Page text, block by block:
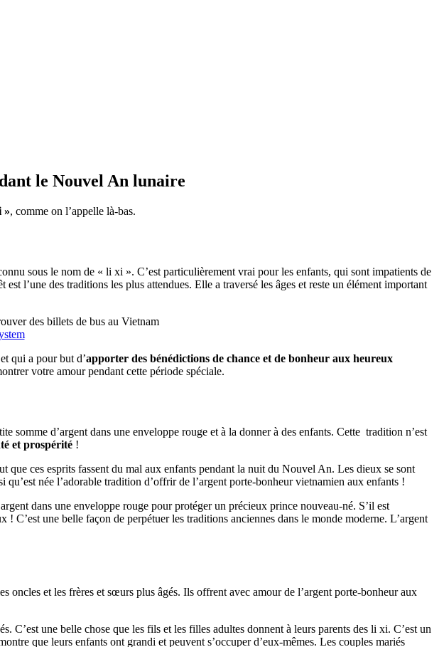
le Nouvel An lunaire
», comme on l’appelle là-bas.
sous le nom de « li xi ». C’est particulièrement vrai pour les enfants, qui sont impatients de
l’une des traditions les plus attendues. Elle a traversé les âges et reste un élément important
des billets de bus au Vietnam
et qui a pour but d’apporter des bénédictions de chance et de bonheur aux heureux
votre amour pendant cette période spéciale.
d’argent dans une enveloppe rouge et à la donner à des enfants. Cette tradition n’est
et prospérité !
que ces esprits fassent du mal aux enfants pendant la nuit du Nouvel An. Les dieux se sont
née l’adorable tradition d’offrir de l’argent porte-bonheur vietnamien aux enfants !
dans une enveloppe rouge pour protéger un précieux prince nouveau-né. S’il est
C’est une belle façon de perpétuer les traditions anciennes dans le monde moderne. L’argent
oncles et les frères et sœurs plus âgés. Ils offrent avec amour de l’argent porte-bonheur aux
C’est une belle chose que les fils et les filles adultes donnent à leurs parents des li xi. C’est un
que leurs enfants ont grandi et peuvent s’occuper d’eux-mêmes. Les couples mariés